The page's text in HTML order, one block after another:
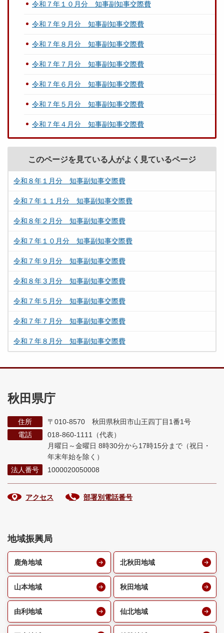
令和７年１０月分 知事副知事交際費
令和７年９月分 知事副知事交際費
令和７年８月分 知事副知事交際費
令和７年７月分 知事副知事交際費
令和７年６月分 知事副知事交際費
令和７年５月分 知事副知事交際費
令和７年４月分 知事副知事交際費
このページを見ている人がよく見ているページ
令和８年１月分 知事副知事交際費
令和７年１１月分 知事副知事交際費
令和８年２月分 知事副知事交際費
令和７年１０月分 知事副知事交際費
令和７年９月分 知事副知事交際費
令和８年３月分 知事副知事交際費
令和７年５月分 知事副知事交際費
令和７年７月分 知事副知事交際費
令和７年８月分 知事副知事交際費
秋田県庁
住所
〒010-8570 秋田県秋田市山王四丁目1番1号
電話
018-860-1111（代表）
月曜日～金曜日 8時30分から17時15分まで （祝日・
年末年始を除く）
法人番号
1000020050008
アクセス 部署別電話番号
地域振興局
鹿角地域 北秋田地域
山本地域 秋田地域
由利地域 仙北地域